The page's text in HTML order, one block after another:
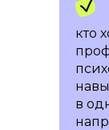
кто
в
Готовый
Упаковка
аккаунтов
верните 13%
оплата
на